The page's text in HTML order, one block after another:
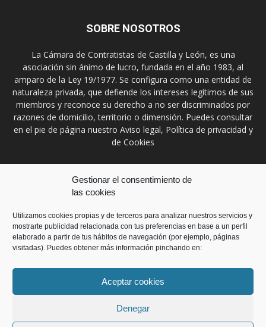
Gestionar el consentimiento de
las cookies
Utilizamos cookies propias y de terceros para analizar nuestros servicios y
mostrarte publicidad relacionada con tus preferencias en base a un perfil
elaborado a partir de tus hábitos de navegación (por ejemplo, páginas
visitadas). Puedes obtener más información pinchando en:
Aceptar cookies
Denegar
SOBRE NOSOTROS
La Cámara de Contratistas de Castilla y León, es una
asociación sin ánimo de lucro, fundada en el año 1983, al
amparo de la Ley 19/1977. Se configura como una entidad de
naturaleza privada, que defiende los intereses legítimos de sus
miembros y reconoce su derecho a no ser discriminados por
razones de domicilio, territorio o dimensión. Puedes consultar
en el pie de página nuestro Aviso legal, Política de privacidad y
de Cookies
Contáctanos:prensa@ccontratistascyl.es
SÍGUENOS
Contacto
© Copyright 2018. Desarrollada porCis21. Reservados todos los